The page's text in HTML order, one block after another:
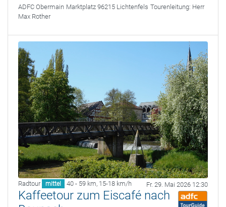
ADFC Obermain Marktplatz 96215 Lichtenfels Tourenleitung: Herr
Max Rother
Radtour mittel 40 - 59 km, 15-18 km/h Fr. 29. Mai 2026 12:30
Kaffeetour zum Eiscafé nach